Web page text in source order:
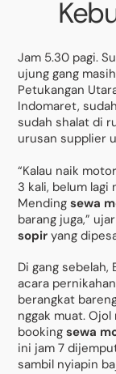
Jam 5.30 pagi.
ujung gang
Petukangan
Indomaret,
sudah shalat di
urusan supplier
“Kalau naik
3 kali, belum lagi
Mendingsewa
barang juga,”
sopir yang
Di gang sebelah,
acara
berangkat
nggak muat.
bookingsewa
ini jam 7
sambil nyiapin